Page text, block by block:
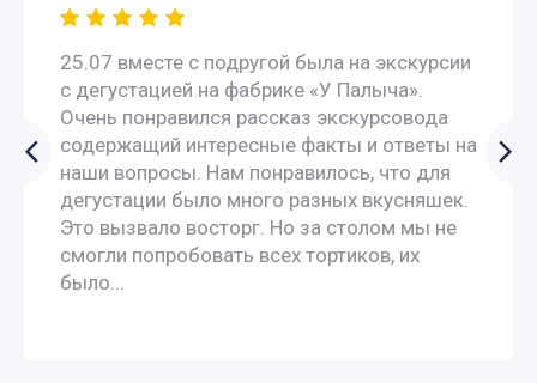
Экскурсии на английском языке для школьников
Экскурсии для школьников на каникулы
Экскурсии на природу школьников
25.07 вместе с подругой была на экскурсии
с дегустацией на фабрике «У Палыча».
Очень понравился рассказ экскурсовода
содержащий интересные факты и ответы на
наши вопросы. Нам понравилось, что для
дегустации было много разных вкусняшек.
Это вызвало восторг. Но за столом мы не
смогли попробовать всех тортиков, их
было...